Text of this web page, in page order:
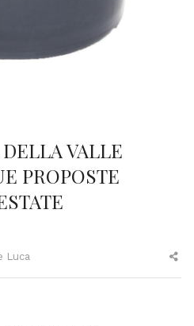
VALLE
PROPOSTE
Luca